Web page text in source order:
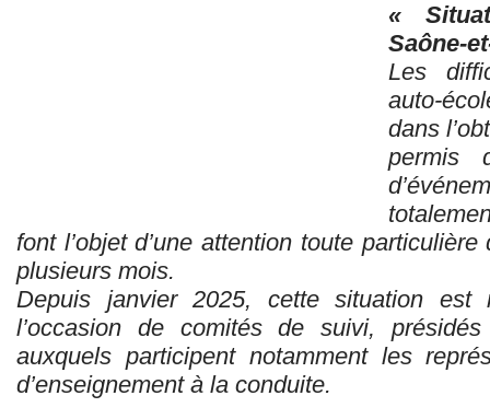
«
Saône-
Les
auto-
dans
permis
font l’objet d’une attention toute
plusieurs mois.
Depuis janvier 2025, cette situation est
l’occasion de comités de suivi,
auxquels participent notamment les
d’enseignement à la conduite.